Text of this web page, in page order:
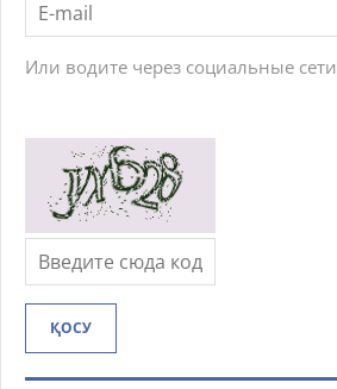
Или водите через социальные сети
ҚОСУ